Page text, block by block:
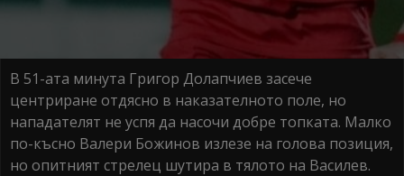
В 51-ата минута Григор Долапчиев засече
центриране отдясно в наказателното поле, но
нападателят не успя да насочи добре топката. Малко
по-късно Валери Божинов излезе на голова позиция,
но опитният стрелец шутира в тялото на Василев.